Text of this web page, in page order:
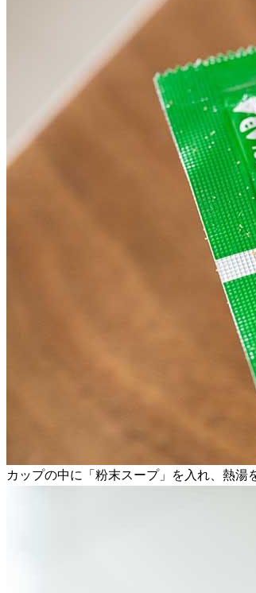
カップの中に「粉末スープ」を入れ、熱湯